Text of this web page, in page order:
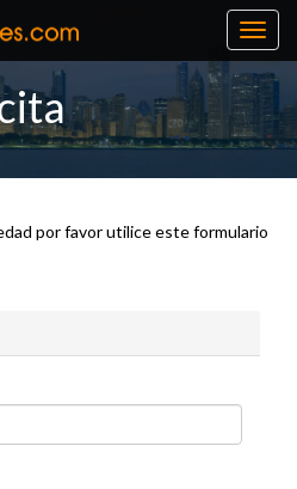
por favor utilice este formulario